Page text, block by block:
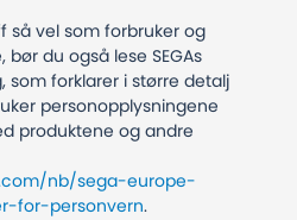
så vel som forbruker og
du også lese SEGAs
som forklarer i større detalj
personopplysningene
produktene og andre
nb/sega-europe-
for-personvern.